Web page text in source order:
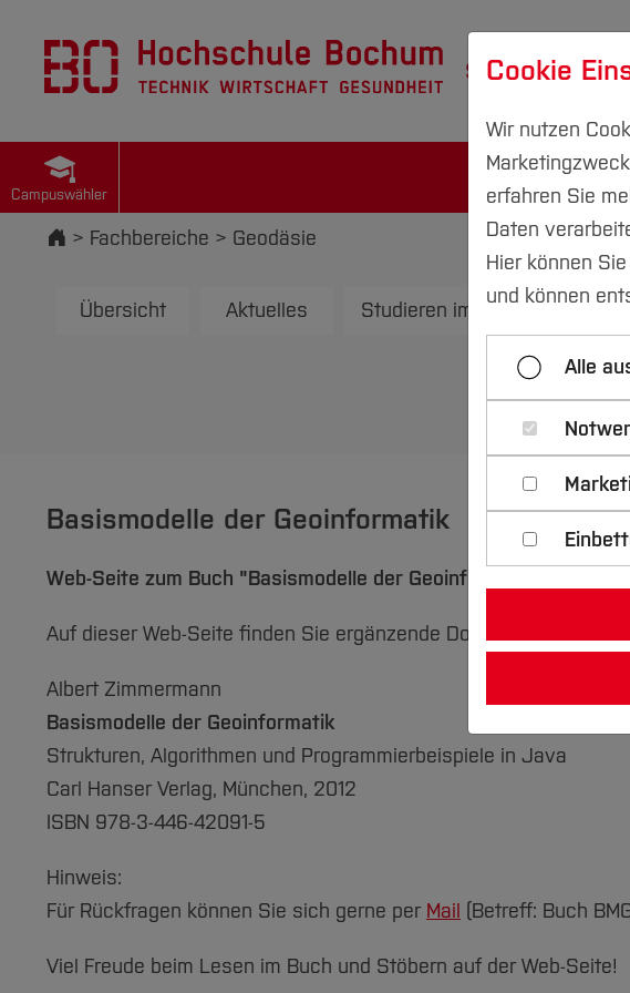
Studium
Campuswähler
Startseite
Fachbereiche Geodäsie
Übersicht Aktuelles Studieren im Fachbereich
Basismodelle der Geoinformatik
Web-Seite zum Buch "Basismodelle der Geoinformatik"
Auf dieser Web-Seite finden Sie ergänzende Dokumente,
Albert Zimmermann
Basismodelle der Geoinformatik
Strukturen, Algorithmen und Programmierbeispiele in Java
Carl Hanser Verlag, München, 2012
ISBN 978-3-446-42091-5
Hinweis:
Für Rückfragen können Sie sich gerne per Mail (Betreff: Buch
Viel Freude beim Lesen im Buch und Stöbern auf der Web-Seite!
Cookie
Wir nutzen
erfahren Sie
Daten
Hier können
und können
Alle